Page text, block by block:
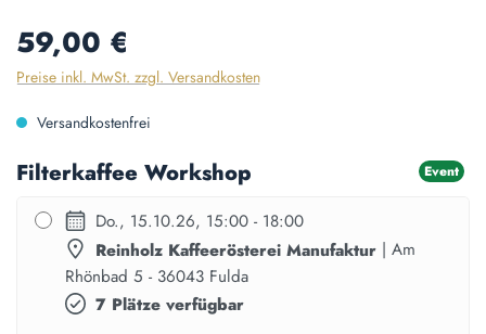
Regulärer Preis:
59,00 €
Preise inkl. MwSt. zzgl. Versandkosten
Versandkostenfrei
Filterkaffee Workshop Event
Do., 15.10.26, 15:00 - 18:00
Reinholz Kaffeerösterei Manufaktur | Am
Rhönbad 5 - 36043 Fulda
7 Plätze verfügbar